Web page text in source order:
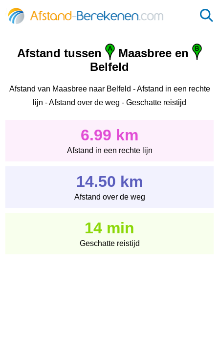
Afstand tussen
Maasbree en
Belfeld
Afstand van Maasbree naar Belfeld - Afstand in een rechte
lijn - Afstand over de weg - Geschatte reistijd
6.99 km
Afstand in een rechte lijn
14.50 km
Afstand over de weg
14 min
Geschatte reistijd